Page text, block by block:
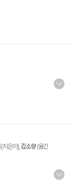
(지은이), 김소향(옮긴